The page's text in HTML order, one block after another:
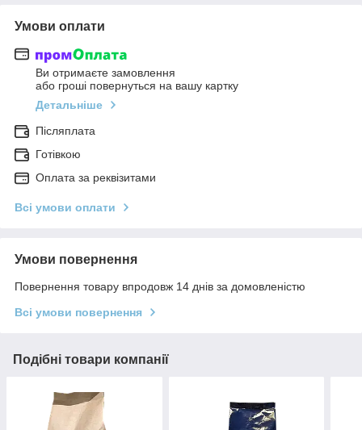
Умови оплати
Ви отримаєте замовлення
або гроші повернуться на вашу картку
Детальніше
Післяплата
Готівкою
Оплата за реквізитами
Всі умови оплати
Умови повернення
Повернення товару впродовж 14 днів за домовленістю
Всі умови повернення
Подібні товари компанії